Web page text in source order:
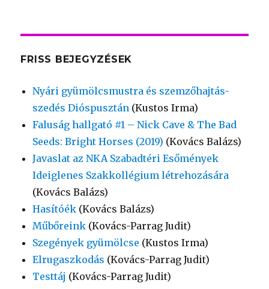
FRISS BEJEGYZÉSEK
Nyári gyümölcsmustra és szemzőhajtás-
szedés Dióspusztán (Kustos Irma)
Faluság hallgató #1 – Nick Cave & The Bad
Seeds: Bright Horses (2019) (Kovács Balázs)
Javaslat az NKA Szabadtéri Esőmények
Ideiglenes Szakkollégium létrehozására
(Kovács Balázs)
Hasítóék (Kovács Balázs)
Műbőreink (Kovács-Parrag Judit)
Szegények gyümölcse (Kustos Irma)
Elrugaszkodás (Kovács-Parrag Judit)
Testtáj (Kovács-Parrag Judit)